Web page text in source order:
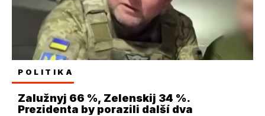
POLITIKA
Zalužnyj 66 %, Zelenskij 34 %.
Prezidenta by porazili další dva